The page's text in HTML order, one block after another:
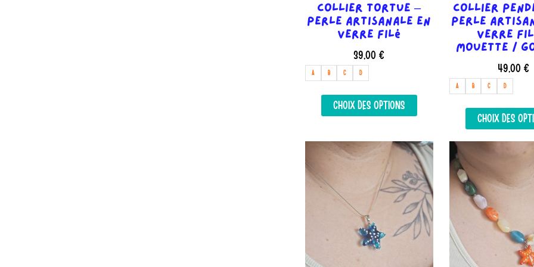
Collier Tortue –
Perle artisanale en
verre filé
39,00 €
A B C D
CHOIX DES OPTIONS
variations.
Les
options
peuvent
être
choisies
Collier
Perle
verre
Mouette /
49,00 €
A B C D
CHOIX DES